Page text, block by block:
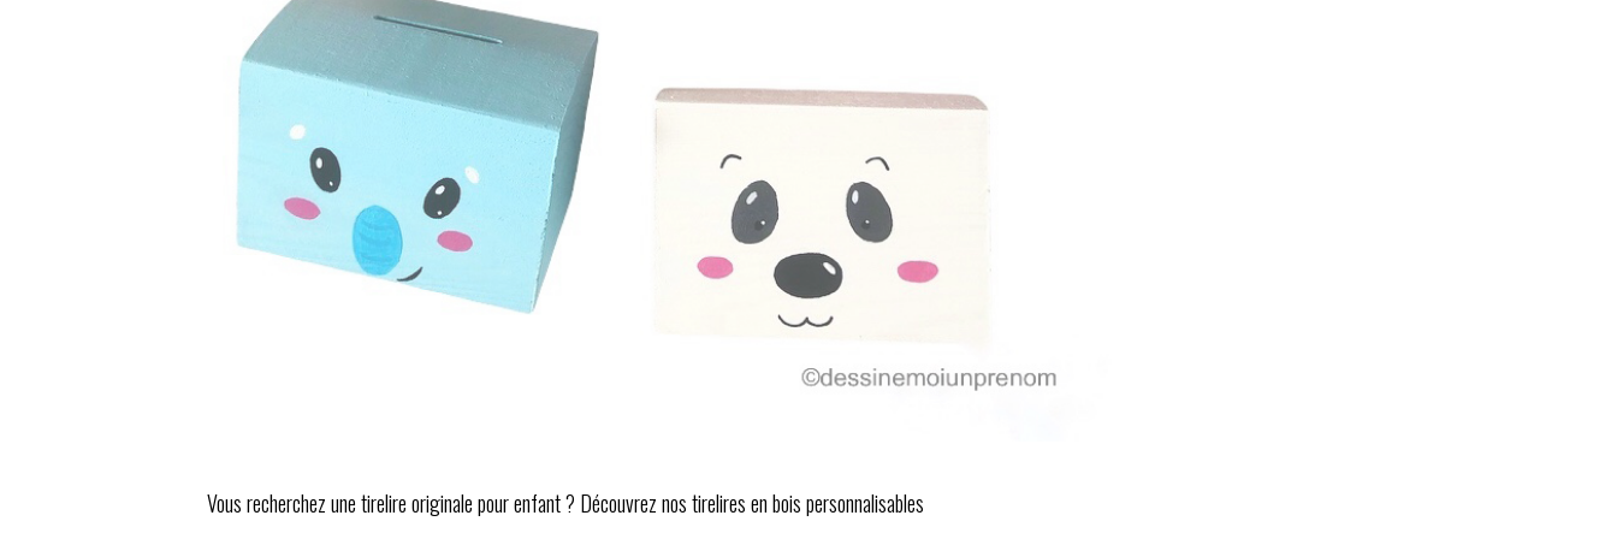
Vous recherchez une tirelire originale pour enfant ? Découvrez nos tirelires en bois personnalisables